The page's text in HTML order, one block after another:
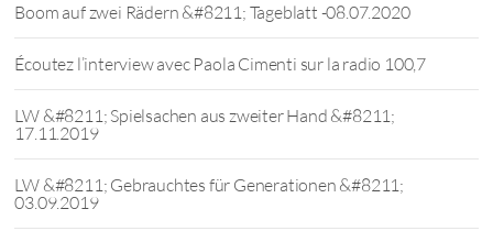
Boom auf zwei Rädern &#8211; Tageblatt -08.07.2020
Écoutez l’interview avec Paola Cimenti sur la radio 100,7
LW &#8211; Spielsachen aus zweiter Hand &#8211;
17.11.2019
LW &#8211; Gebrauchtes für Generationen &#8211;
03.09.2019